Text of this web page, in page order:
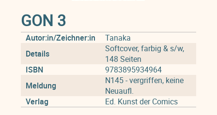
GON 3
Autor:in/Zeichner:in
Tanaka
Details
Softcover, farbig & s/w,
148 Seiten
ISBN
9783895934964
Meldung
N145 - vergriffen, keine
Neuaufl.
Verlag
Ed. Kunst der Comics